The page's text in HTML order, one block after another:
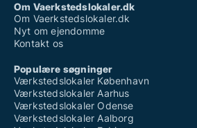
Om Vaerkstedslokaler.dk
Om Vaerkstedslokaler.dk
Nyt om ejendomme
Kontakt os
Populære søgninger
Værkstedslokaler København
Værkstedslokaler Aarhus
Værkstedslokaler Odense
Værkstedslokaler Aalborg